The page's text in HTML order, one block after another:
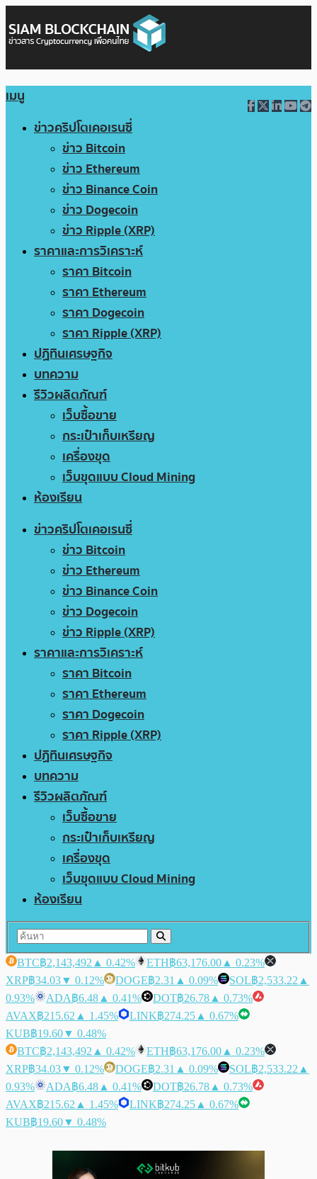
เมนู
ข่าวคริปโตเคอเรนซี่
ข่าว Bitcoin
ข่าว Ethereum
ข่าว Binance Coin
ข่าว Dogecoin
ข่าว Ripple (XRP)
ราคาและการวิเคราะห์
ราคา Bitcoin
ราคา Ethereum
ราคา Dogecoin
ราคา Ripple (XRP)
ปฏิทินเศรษฐกิจ
บทความ
รีวิวผลิตภัณฑ์
เว็บซื้อขาย
กระเป๋าเก็บเหรียญ
เครื่องขุด
เว็บขุดแบบ Cloud Mining
ห้องเรียน
ข่าวคริปโตเคอเรนซี่
ข่าว Bitcoin
ข่าว Ethereum
ข่าว Binance Coin
ข่าว Dogecoin
ข่าว Ripple (XRP)
ราคาและการวิเคราะห์
ราคา Bitcoin
ราคา Ethereum
ราคา Dogecoin
ราคา Ripple (XRP)
ปฏิทินเศรษฐกิจ
บทความ
รีวิวผลิตภัณฑ์
เว็บซื้อขาย
กระเป๋าเก็บเหรียญ
เครื่องขุด
เว็บขุดแบบ Cloud Mining
ห้องเรียน
BTC฿2,143,492 ▲ 0.42% ETH฿63,176.00 ▲ 0.23%
XRP฿34.03▼ 0.12% DOGE฿2.31 ▲ 0.09% SOL฿2,533.22 ▲
0.93%
ADA฿6.48 ▲ 0.41% DOT฿26.78 ▲ 0.73%
AVAX฿215.62 ▲ 1.45% LINK฿274.25 ▲ 0.67%
KUB฿19.60▼ 0.48%
BTC฿2,143,492 ▲ 0.42% ETH฿63,176.00 ▲ 0.23%
XRP฿34.03▼ 0.12% DOGE฿2.31 ▲ 0.09% SOL฿2,533.22 ▲
0.93%
ADA฿6.48 ▲ 0.41% DOT฿26.78 ▲ 0.73%
AVAX฿215.62 ▲ 1.45% LINK฿274.25 ▲ 0.67%
KUB฿19.60▼ 0.48%